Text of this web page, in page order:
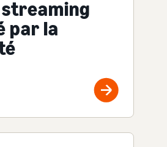
par la